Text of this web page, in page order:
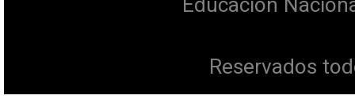
Educación
Reservados